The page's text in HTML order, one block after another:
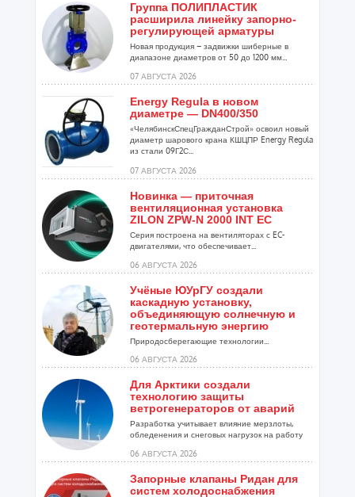
Группа ПОЛИПЛАСТИК
расширила линейку запорно-
регулирующей арматуры
Новая продукция – задвижки шиберные в
диапазоне диаметров от 50 до 1200 мм...
07 АВГУСТА 2026
Energy Regula в новом
диаметре — DN400/350
«ЧелябинскСпецГражданСтрой» освоил новый
диаметр шарового крана КШЦПР Energy Regula
из стали 09Г2С...
07 АВГУСТА 2026
Новинка — приточная
вентиляционная установка
ZILON ZPW-N 2000 INT EC
Серия построена на вентиляторах с EC-
двигателями, что обеспечивает...
06 АВГУСТА 2026
Учёные ЮУрГУ создали
каскадную установку,
объединяющую солнечную и
геотермальную энергию
Природосберегающие технологии...
06 АВГУСТА 2026
Для Арктики создали
технологию защиты
ветрогенераторов от аварий
Разработка учитывает влияние мерзлоты,
обледенения и снеговых нагрузок на работу
06 АВГУСТА 2026
Запорные клапаны Ридан для
систем холодоснабжения